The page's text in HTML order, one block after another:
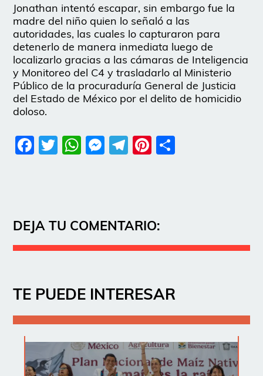
Jonathan intentó escapar, sin embargo fue la
madre del niño quien lo señaló a las
autoridades, las cuales lo capturaron para
detenerlo de manera inmediata luego de
localizarlo gracias a las cámaras de Inteligencia
y Monitoreo del C4 y trasladarlo al Ministerio
Público de la procuraduría General de Justicia
del Estado de México por el delito de homicidio
doloso.
Facebook
Twitter
WhatsApp
Messenger
Telegram
Pinterest
DEJA TU COMENTARIO:
TE PUEDE INTERESAR